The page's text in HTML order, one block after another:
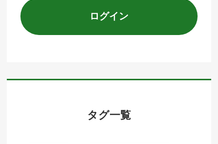
ログイン
タグ一覧